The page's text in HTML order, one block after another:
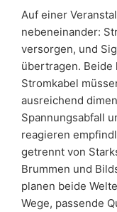
Auf einer
nebeneinander:
versorgen, und
übertragen. Beide
Stromkabel
ausreichend
Spannungsabfall
reagieren
getrennt von
Brummen und
planen beide
Wege, passende